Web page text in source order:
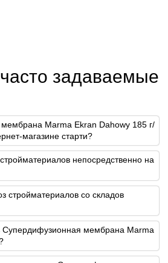
задаваемые
Marma Ekran Dahowy 185 г/
магазине старти?
непосредственно на
стройматериалов со складов
Супердифузионная мембрана Marma